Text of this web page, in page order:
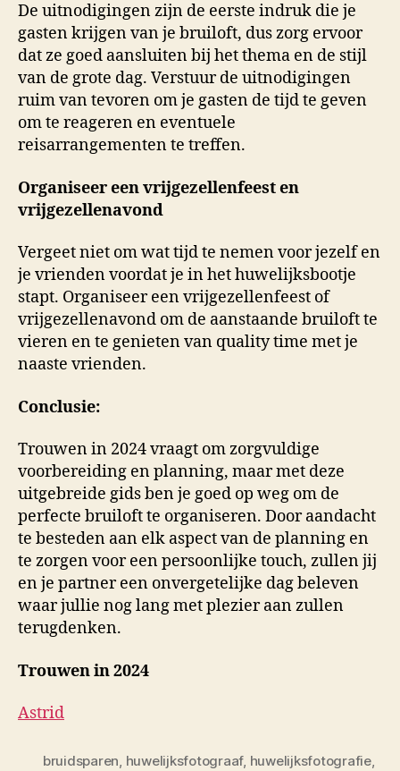
De uitnodigingen zijn de eerste indruk die je
gasten krijgen van je bruiloft, dus zorg ervoor
dat ze goed aansluiten bij het thema en de stijl
van de grote dag. Verstuur de uitnodigingen
ruim van tevoren om je gasten de tijd te geven
om te reageren en eventuele
reisarrangementen te treffen.
Organiseer een vrijgezellenfeest en
vrijgezellenavond
Vergeet niet om wat tijd te nemen voor jezelf en
je vrienden voordat je in het huwelijksbootje
stapt. Organiseer een vrijgezellenfeest of
vrijgezellenavond om de aanstaande bruiloft te
vieren en te genieten van quality time met je
naaste vrienden.
Conclusie:
Trouwen in 2024 vraagt om zorgvuldige
voorbereiding en planning, maar met deze
uitgebreide gids ben je goed op weg om de
perfecte bruiloft te organiseren. Door aandacht
te besteden aan elk aspect van de planning en
te zorgen voor een persoonlijke touch, zullen jij
en je partner een onvergetelijke dag beleven
waar jullie nog lang met plezier aan zullen
terugdenken.
Trouwen in 2024
Astrid
bruidsparen, huwelijksfotograaf, huwelijksfotografie,